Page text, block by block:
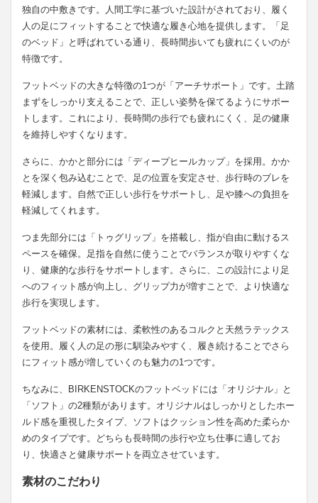
独自の中敷きです。人間工学に基づいた設計がされており、履く
人の足にフィットすることで快適な履き心地を提供します。「足
のベッド」と呼ばれている通り、長時間歩いても疲れにくいのが
特徴です。
フットベッドの大きな特徴の1つが「アーチサポート」です。土踏
まずをしっかり支えることで、正しい姿勢を保てるようにサポー
トします。これにより、長時間の歩行でも疲れにくく、足の健康
を維持しやすくなります。
さらに、かかと部分には「ディープヒールカップ」を採用。かか
とを深く包み込むことで、足の位置を安定させ、歩行時のブレを
軽減します。自然で正しい歩行をサポートし、足や膝への負担を
軽減してくれます。
つま先部分には「トゥグリップ」を搭載し、指が自由に動けるス
ペースを確保。足指を自然に使うことでバランスが取りやすくな
り、健康的な歩行をサポートします。さらに、この設計により足
へのフィット感が向上し、グリップ力が増すことで、より快適な
歩行を実現します。
フットベッドの素材には、柔軟性のあるコルクと天然ラテックス
を使用。履く人の足の形に馴染みやすく、履き続けることでさら
にフィット感が増していくのも魅力の1つです。
ちなみに、BIRKENSTOCKのフットベッドには「オリジナル」と
「ソフト」の2種類があります。オリジナルはしっかりとしたホー
ルド感を重視したタイプ、ソフトはクッション性を高めた柔らか
めのタイプです。どちらも長時間の歩行や立ち仕事に適してお
り、快適さと健康サポートを両立させています。
素材のこだわり